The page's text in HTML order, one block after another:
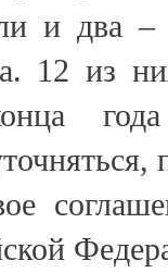
и два
12 из
года